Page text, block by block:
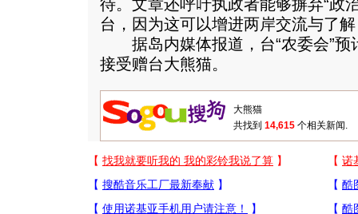
待。文章还呼吁执政者能够摒弃“政
台，因为这可以增进两岸交流与了
据岛内媒体报道，台“农委会”预
接受赠台大熊猫。
共找到 14,615 个相关新闻.